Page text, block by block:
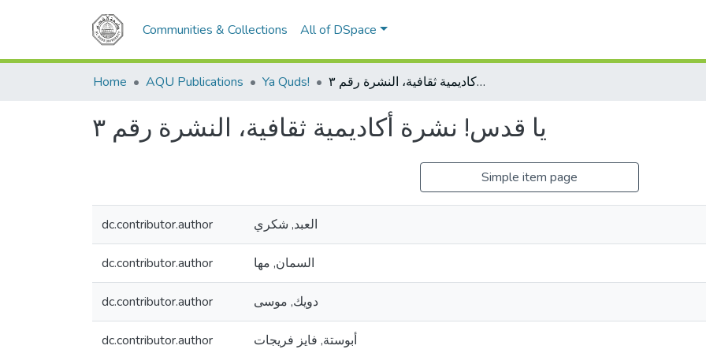
Communities & Collections All of DSpace
Home AQU Publications Ya Quds! يا قدس! نشرة أكاديمية ثقافية، النشرة رقم ٣
يا قدس! نشرة أكاديمية ثقافية، النشرة رقم ٣
Simple item page
dc.contributor.author العبد, شكري
dc.contributor.author السمان, مها
dc.contributor.author دويك, موسى
dc.contributor.author أبوستة, فايز فريجات